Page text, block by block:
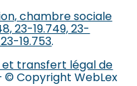
chambre sociale
23-19.749, 23-
19.753.
transfert légal de
© Copyright WebLex